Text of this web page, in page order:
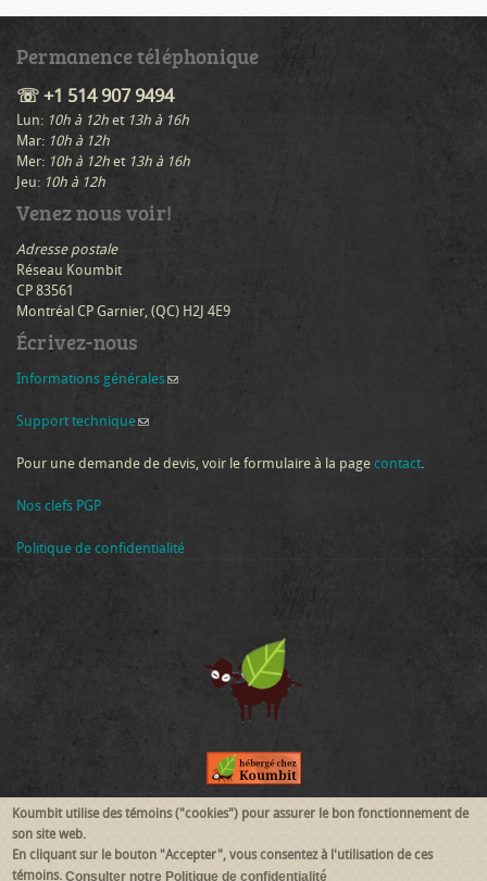
Permanence téléphonique
☏ +1 514 907 9494
Lun: 10h à 12h et 13h à 16h
Mar: 10h à 12h
Mer: 10h à 12h et 13h à 16h
Jeu: 10h à 12h
Venez nous voir!
Adresse postale
Réseau Koumbit
CP 83561
Montréal CP Garnier, (QC) H2J 4E9
Écrivez-nous
Informations générales(link sends e-mail)
Support technique(link sends e-mail)
Pour une demande de devis, voir le formulaire à la page contact.
Nos clefs PGP
Politique de confidentialité
Suivez-nous
Koumbit utilise des témoins ("cookies") pour assurer le bon fonctionnement de
son site web.
En cliquant sur le bouton "Accepter", vous consentez à l'utilisation de ces
témoins. Consulter notre Politique de confidentialité